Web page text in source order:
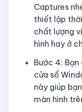
Captures
thiết lập
chất lượng
hình hay ở
Bước 4:
cửa sổ
này giúp
màn hình